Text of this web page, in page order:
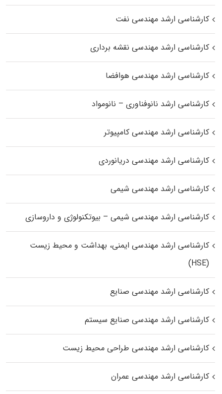
کارشناسی ارشد مهندسی نفت
کارشناسی ارشد مهندسی نقشه برداری
کارشناسی ارشد مهندسی هوافضا
کارشناسی ارشد نانوفناوری – نانومواد
کارشناسی ارشد مهندسی کامپیوتر
کارشناسی ارشد مهندسی دریانوردی
کارشناسی ارشد مهندسی شیمی
کارشناسی ارشد مهندسی شیمی – بیوتکنولوژی و داروسازی
کارشناسی ارشد مهندسی ایمنی، بهداشت و محیط زیست
(HSE)
کارشناسی ارشد مهندسی صنایع
کارشناسی ارشد مهندسی صنایع سیستم
کارشناسی ارشد مهندسی طراحی محیط زیست
کارشناسی ارشد مهندسی عمران